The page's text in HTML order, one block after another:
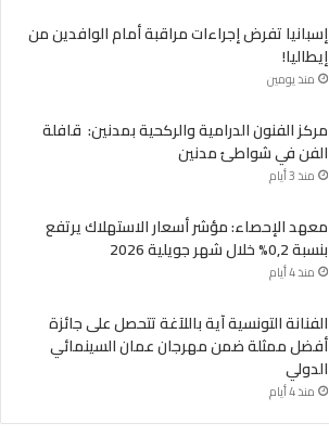
إسبانيا تفرض إجراءات مراقبة أمام الوافدين من
إيطاليا!
منذ يومين
مركز الفنون الدرامية والركحية بمدنين: قافلة
الفن في شواطئ مدنين
منذ 3 أيام
معهد الإحصاء: مؤشر أسعار الاستهلاك يرتفع
بنسبة 0,2% خلال شهر جويلية 2026
منذ 4 أيام
الفنانة التونسية آية باللآغة تتحصل على جائزة
أفضل ممثلة ضمن مهرجان عمان السينمائي
الدولي
منذ 4 أيام